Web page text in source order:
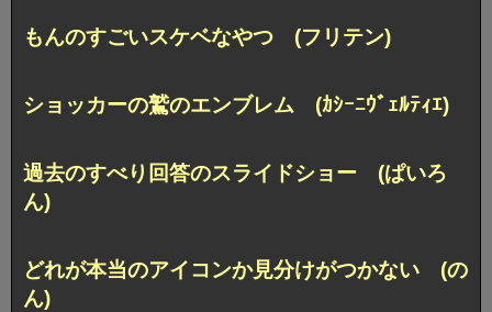
もんのすごいスケベなやつ (フリテン)
ショッカーの鷲のエンブレム (ｶｼｰﾆｳﾞｪﾙﾃｨｴ)
過去のすべり回答のスライドショー (ぱいろ
ん)
どれが本当のアイコンか見分けがつかない (の
ん)